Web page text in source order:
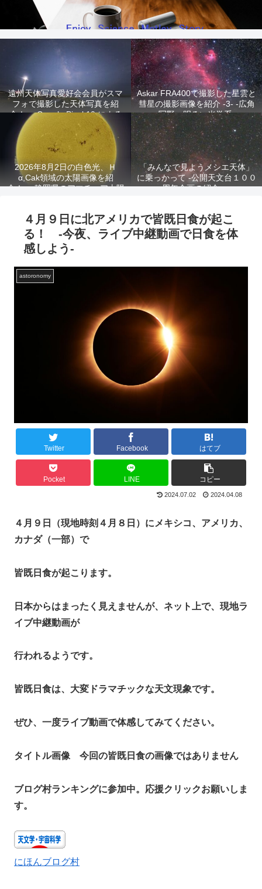
遠州天体写真愛好会会員がスマ
フォで撮影した天体写真を紹
介！ -Google Pixel 10 による
星景写真-
Askar FRA400で撮影した星雲と
彗星の撮影画像を紹介 -3- -広角
写野、明るい光学系-
2026年8月2日の白色光、Ｈ
α,Cak領域の太陽画像を紹
介！ -静岡県のアマチュア太陽
「みんなで見ようメシエ天体」
に乗っかって -公開天文台１００
周年企画の紹介-
４月９日に北アメリカで皆既日食が起こ
る！ -今夜、ライブ中継動画で日食を体
感しよう-
astoronomy
Twitter Facebook はてブ
Pocket LINE コピー
2024.07.02 2024.04.08
４月９日（現地時刻４月８日）にメキシコ、アメリカ、
カナダ（一部）で
皆既日食が起こります。
日本からはまったく見えませんが、ネット上で、現地ラ
イブ中継動画が
行われるようです。
皆既日食は、大変ドラマチックな天文現象です。
ぜひ、一度ライブ動画で体感してみてください。
タイトル画像 今回の皆既日食の画像ではありません
ブログ村ランキングに参加中。応援クリックお願いしま
す。
にほんブログ村